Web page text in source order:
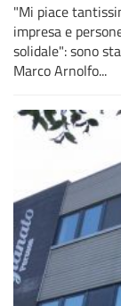
"Mi piace
impresa e
solidale": sono
Marco Arnolfo...